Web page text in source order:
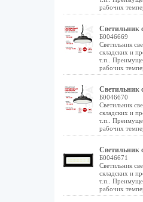
рабочих
Светильник
Б0046669
Светильник
складских и
т.п..
рабочих
Светильник
Б0046670
Светильник
складских и
т.п..
рабочих
Светильник
Б0046671
Светильник
складских и
т.п..
рабочих